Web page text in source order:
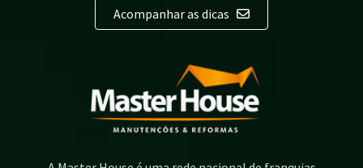
Acompanhar as dicas